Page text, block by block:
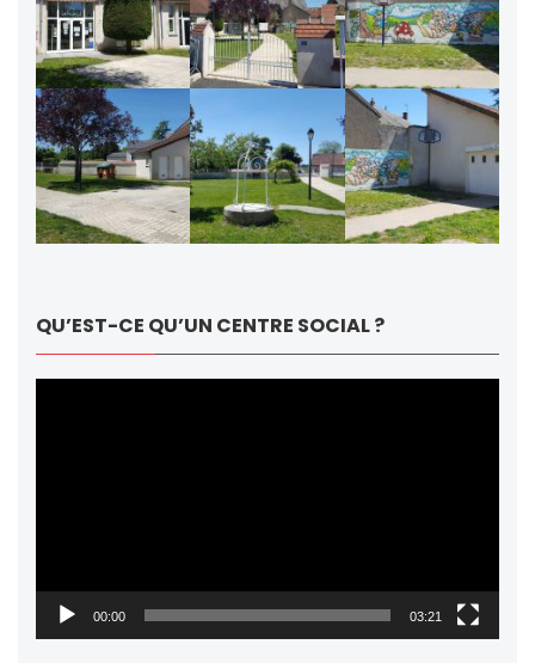
QU’EST-CE QU’UN CENTRE SOCIAL ?
00:00 03:21